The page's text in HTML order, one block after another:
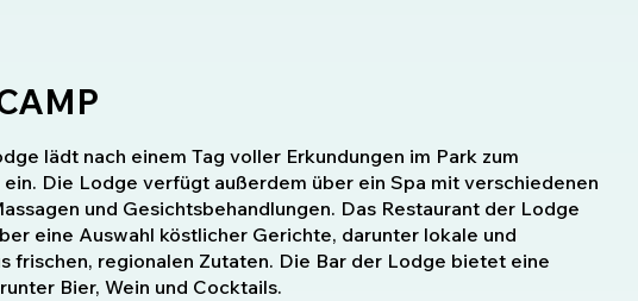
lädt nach einem Tag voller Erkundungen im Park zum
ein. Die Lodge verfügt außerdem über ein Spa mit verschiedenen
und Gesichtsbehandlungen. Das Restaurant der Lodge
eine Auswahl köstlicher Gerichte, darunter lokale und
frischen, regionalen Zutaten. Die Bar der Lodge bietet eine
Bier, Wein und Cocktails.